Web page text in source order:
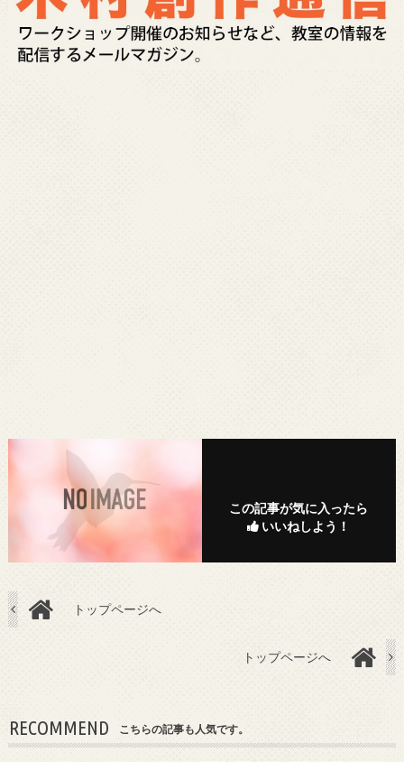
この記事が気に入ったら
いいねしよう！
トップページへ
トップページへ
RECOMMEND こちらの記事も人気です。